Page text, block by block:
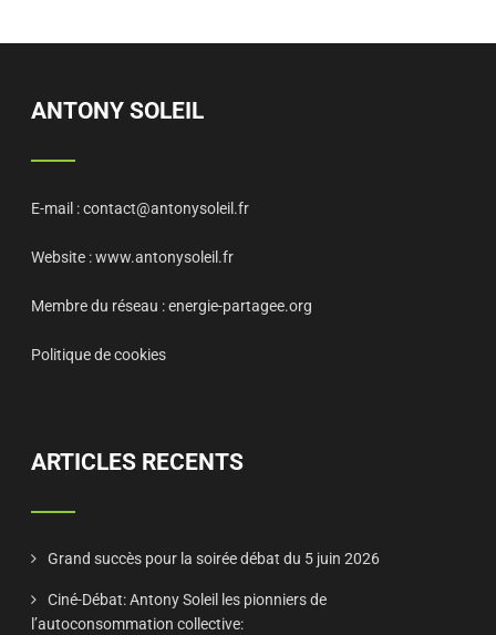
ANTONY SOLEIL
E-mail :contact@antonysoleil.fr
Website :www.antonysoleil.fr
Membre du réseau :energie-partagee.org
Politique de cookies
ARTICLES RECENTS
Grand succès pour la soirée débat du 5 juin 2026
Ciné-Débat: Antony Soleil les pionniers de
l’autoconsommation collective: